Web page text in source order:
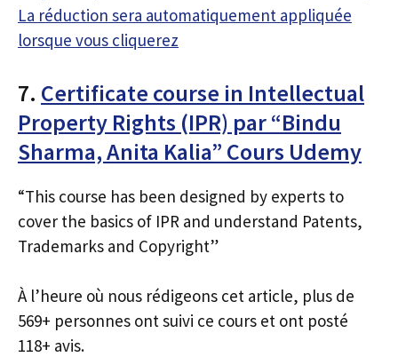
La réduction sera automatiquement appliquée
lorsque vous cliquerez
7. Certificate course in Intellectual
Property Rights (IPR) par “Bindu
Sharma, Anita Kalia” Cours Udemy
“This course has been designed by experts to
cover the basics of IPR and understand Patents,
Trademarks and Copyright”
À l’heure où nous rédigeons cet article, plus de
569+ personnes ont suivi ce cours et ont posté
118+ avis.